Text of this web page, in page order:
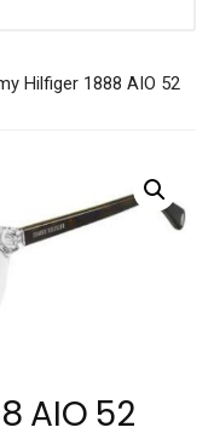
Hilfiger 1888 AIO 52
AIO 52